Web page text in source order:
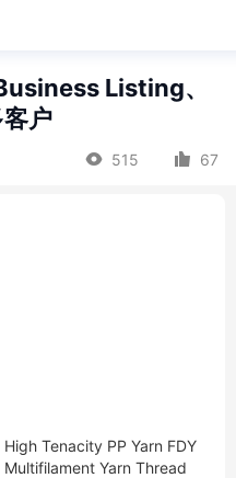
Listing、
户
515 67
High Tenacity PP Yarn FDY
Multifilament Yarn Thread